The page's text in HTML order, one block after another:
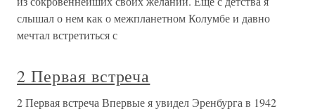
слышал о нем как о межпланетном Колумбе и давно
мечтал встретиться с
2 Первая встреча
2 Первая встреча Впервые я увидел Эренбурга в 1942